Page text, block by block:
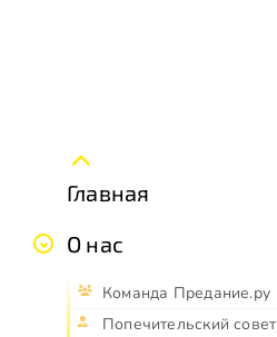
Главная
О нас
Команда Предание.ру
Попечительский совет